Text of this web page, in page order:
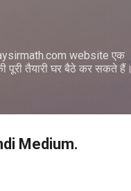
website एक
तैयारी घर बैठे कर सकते हैं।
Medium.